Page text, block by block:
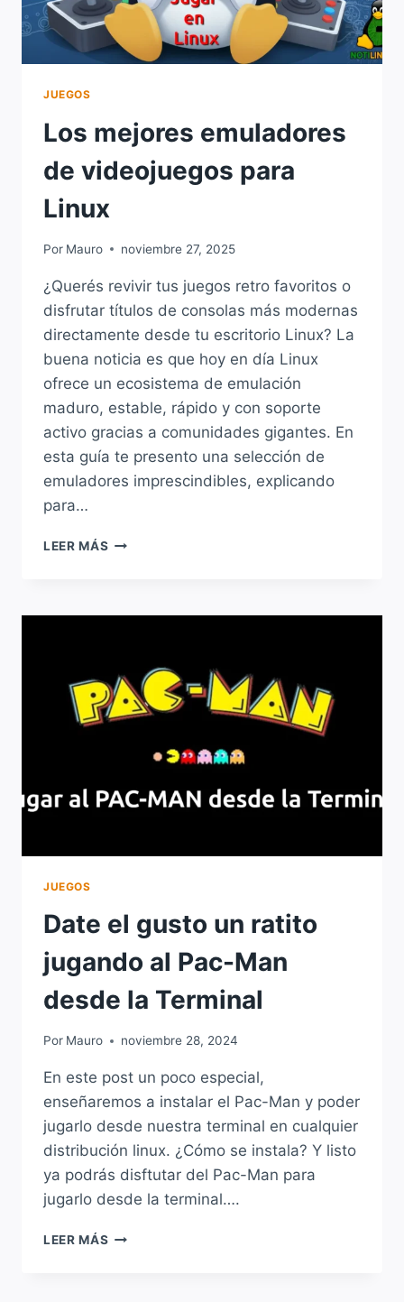
JUEGOS
Los mejores emuladores
de videojuegos para
Linux
Por Mauro noviembre 27, 2025
¿Querés revivir tus juegos retro favoritos o
disfrutar títulos de consolas más modernas
directamente desde tu escritorio Linux? La
buena noticia es que hoy en día Linux
ofrece un ecosistema de emulación
maduro, estable, rápido y con soporte
activo gracias a comunidades gigantes. En
esta guía te presento una selección de
emuladores imprescindibles, explicando
para…
LEER MÁS LOS
VIDEOJUEGOS
JUEGOS
Date el gusto un ratito
jugando al Pac-Man
desde la Terminal
Por Mauro noviembre 28, 2024
En este post un poco especial,
enseñaremos a instalar el Pac-Man y poder
jugarlo desde nuestra terminal en cualquier
distribución linux. ¿Cómo se instala? Y listo
ya podrás disftutar del Pac-Man para
jugarlo desde la terminal….
LEER MÁS DATE